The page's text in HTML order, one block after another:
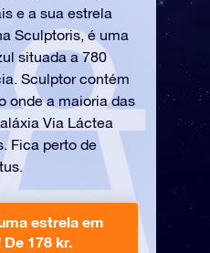
e a sua estrela
Sculptoris, é uma
situada a 780
Sculptor contém
onde a maioria das
Via Láctea
Fica perto de
estrela em
De 178 kr.